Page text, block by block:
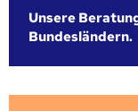
Unsere
Bundesländern.